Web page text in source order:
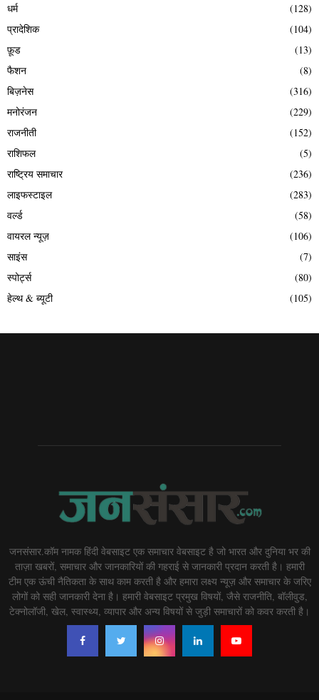
धर्म
(128)
प्रादेशिक
(104)
फ़ूड
(13)
फैशन
(8)
बिज़नेस
(316)
मनोरंजन
(229)
राजनीती
(152)
राशिफल
(5)
राष्ट्रिय समाचार
(236)
लाइफस्टाइल
(283)
वर्ल्ड
(58)
वायरल न्यूज़
(106)
साइंस
(7)
स्पोर्ट्स
(80)
हेल्थ & ब्यूटी
(105)
जनसंसार.कॉम नामक हिंदी वेबसाइट एक समाचार वेबसाइट है जो भारत और दुनिया भर की
ताज़ा खबरों, समाचार और जानकारियों की गहराई से जानकारी प्रदान करती है। हमारी
टीम एक ऊंची नैतिकता के साथ काम करती है और हमारा लक्ष्य न्यूज़ और समाचार के जरिए
लोगों को सही जानकारी देना है। हमारी वेबसाइट प्रमुख विषयों, जैसे राजनीति, बॉलीवुड,
टेक्नोलॉजी, खेल, स्वास्थ्य, व्यापार और अन्य विषयों से जुड़ी समाचारों को कवर करती है।